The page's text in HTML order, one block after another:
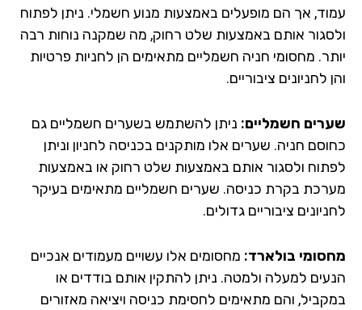
אך הם מופעלים באמצעות מנוע חשמלי. ניתן לפתוח
אותם באמצעות שלט רחוק, מה שמקנה נוחות רבה
מחסומי חניה חשמליים מתאימים הן לחניות פרטיות
לחניונים ציבוריים.
חשמליים:ניתן להשתמש בשערים חשמליים גם
חניה. שערים אלו מותקנים בכניסה לחניון וניתן
ולסגור אותם באמצעות שלט רחוק או באמצעות
בקרת כניסה. שערים חשמליים מתאימים בעיקר
ציבוריים גדולים.
בולארד:מחסומים אלו עשויים מעמודים אנכיים
למעלה ולמטה. ניתן להתקין אותם בודדים או
והם מתאימים לחסימת כניסה ויציאה מאזורים